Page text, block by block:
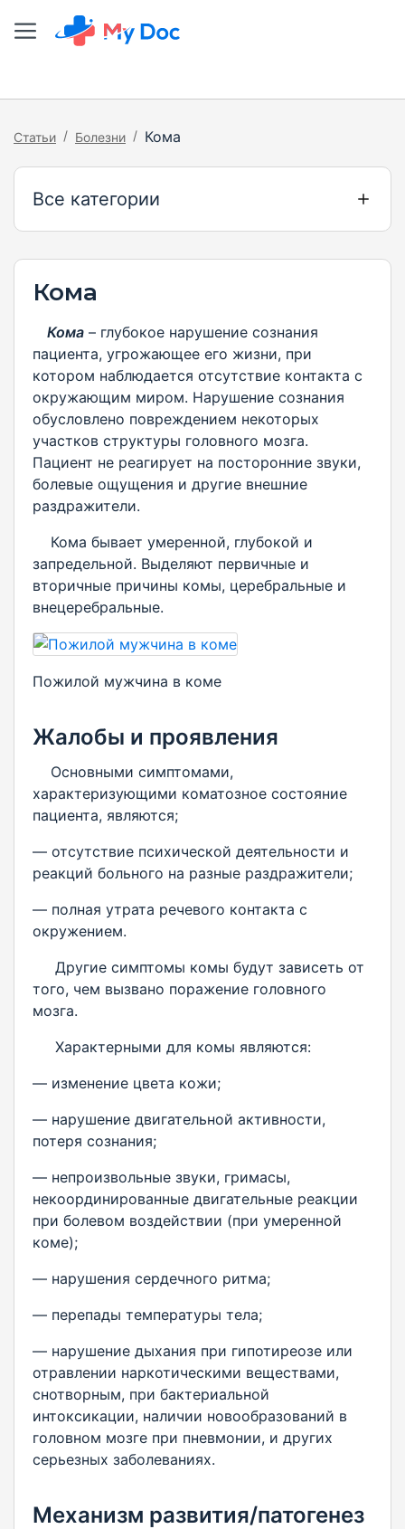
Статьи / Болезни / Кома
Все категории
Кома
Кома – глубокое нарушение сознания
пациента, угрожающее его жизни, при
котором наблюдается отсутствие контакта с
окружающим миром. Нарушение сознания
обусловлено повреждением некоторых
участков структуры головного мозга.
Пациент не реагирует на посторонние звуки,
болевые ощущения и другие внешние
раздражители.
Кома бывает умеренной, глубокой и
запредельной. Выделяют первичные и
вторичные причины комы, церебральные и
внецеребральные.
Пожилой мужчина в коме
Жалобы и проявления
Основными симптомами,
характеризующими коматозное состояние
пациента, являются;
— отсутствие психической деятельности и
реакций больного на разные раздражители;
— полная утрата речевого контакта с
окружением.
Другие симптомы комы будут зависеть от
того, чем вызвано поражение головного
мозга.
Характерными для комы являются:
— изменение цвета кожи;
— нарушение двигательной активности,
потеря сознания;
— непроизвольные звуки, гримасы,
некоординированные двигательные реакции
при болевом воздействии (при умеренной
коме);
— нарушения сердечного ритма;
— перепады температуры тела;
— нарушение дыхания при гипотиреозе или
отравлении наркотическими веществами,
снотворным, при бактериальной
интоксикации, наличии новообразований в
головном мозге при пневмонии, и других
серьезных заболеваниях.
Механизм развития/патогенез